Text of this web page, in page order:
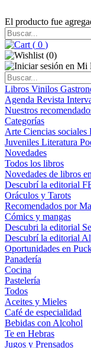
El producto fue
( 0 )
(0)
Libros Vinilos
Agenda Revista
Nuestros
Categorías
Arte Ciencias sociales
Juveniles Literatura
Novedades
Todos los libros
Novedades de libros
Descubrí la editorial
Oráculos y Tarots
Recomendados por
Cómics y mangas
Descubri la editorial
Descubrí la editorial
Oportunidades en
Panadería
Cocina
Pastelería
Todos
Aceites y Mieles
Café de especialidad
Bebidas con Alcohol
Te en Hebras
Jugos y Prensados